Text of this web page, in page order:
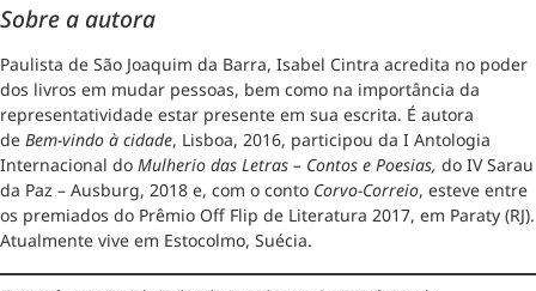
Sobre a autora
Paulista de São Joaquim da Barra, Isabel Cintra acredita no poder
dos livros em mudar pessoas, bem como na importância da
representatividade estar presente em sua escrita. É autora
de Bem-vindo à cidade, Lisboa, 2016, participou da I Antologia
Internacional do Mulherio das Letras – Contos e Poesias, do IV Sarau
da Paz – Ausburg, 2018 e, com o conto Corvo-Correio, esteve entre
os premiados do Prêmio Off Flip de Literatura 2017, em Paraty (RJ).
Atualmente vive em Estocolmo, Suécia.